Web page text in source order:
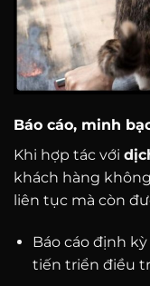
Báo cáo, minh
Khi hợp tác với
khách hàng
liên tục mà còn
Báo cáo định
tiến triển điều